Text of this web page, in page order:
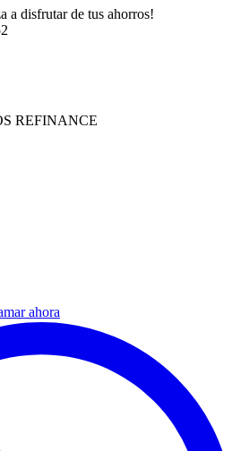
a disfrutar de tus ahorros!
REFINANCE
ahora